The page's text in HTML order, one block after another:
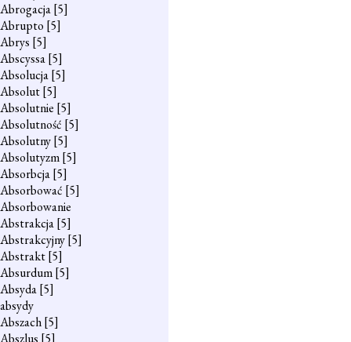
Abrogacja[5]
Abrupto [5]
Abrys [5]
Abscyssa[5]
Absolucja[5]
Absolut[5]
Absolutnie [5]
Absolutność [5]
Absolutny[5]
Absolutyzm[5]
Absorbcja[5]
Absorbować [5]
Absorbowanie
Abstrakcja[5]
Abstrakcyjny[5]
Abstrakt[5]
Absurdum[5]
Absyda[5]
absydy
Abszach[5]
Abszlus [5]